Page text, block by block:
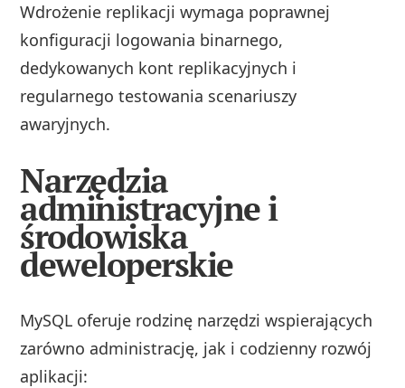
Wdrożenie replikacji wymaga poprawnej
konfiguracji logowania binarnego,
dedykowanych kont replikacyjnych i
regularnego testowania scenariuszy
awaryjnych.
Narzędzia
administracyjne i
środowiska
deweloperskie
MySQL oferuje rodzinę narzędzi wspierających
zarówno administrację, jak i codzienny rozwój
aplikacji: